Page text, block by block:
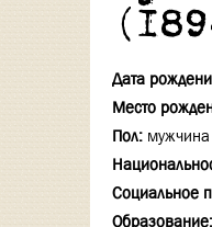
Дата
Место
Пол: мужчина
Социальное
Образование: